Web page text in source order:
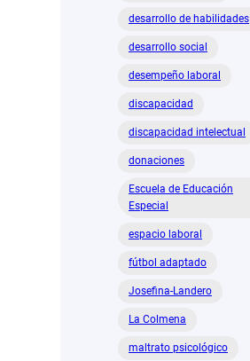
desarrollo de habilidades
desarrollo social
desempeño laboral
discapacidad
discapacidad intelectual
donaciones
Escuela de Educación
Especial
espacio laboral
fútbol adaptado
Josefina-Landero
La Colmena
maltrato psicológico